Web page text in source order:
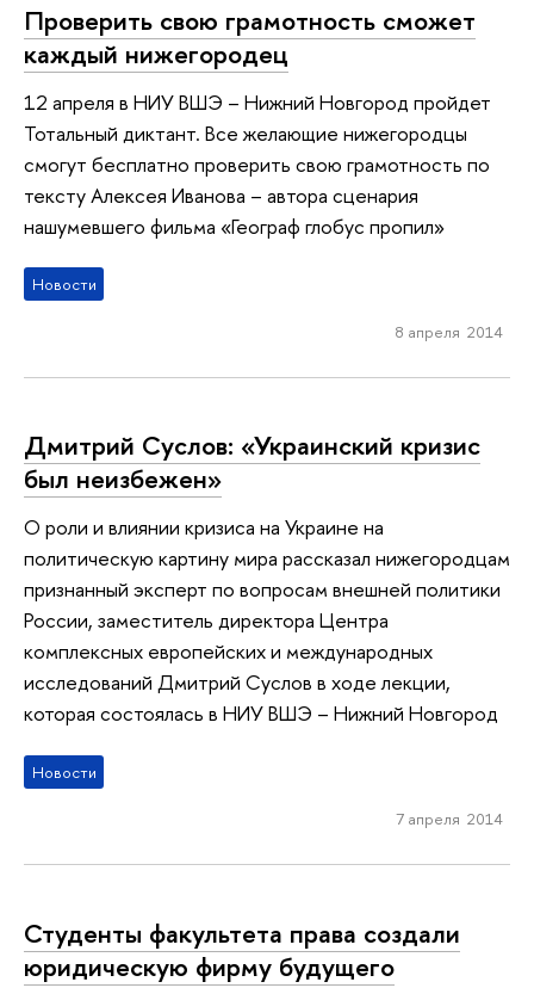
Проверить свою грамотность сможет
каждый нижегородец
12 апреля в НИУ ВШЭ – Нижний Новгород пройдет
Тотальный диктант. Все желающие нижегородцы
смогут бесплатно проверить свою грамотность по
тексту Алексея Иванова – автора сценария
нашумевшего фильма «Географ глобус пропил»
Новости
8 апреля 2014
Дмитрий Суслов: «Украинский кризис
был неизбежен»
О роли и влиянии кризиса на Украине на
политическую картину мира рассказал нижегородцам
признанный эксперт по вопросам внешней политики
России, заместитель директора Центра
комплексных европейских и международных
исследований Дмитрий Суслов в ходе лекции,
которая состоялась в НИУ ВШЭ – Нижний Новгород
Новости
7 апреля 2014
Студенты факультета права создали
юридическую фирму будущего